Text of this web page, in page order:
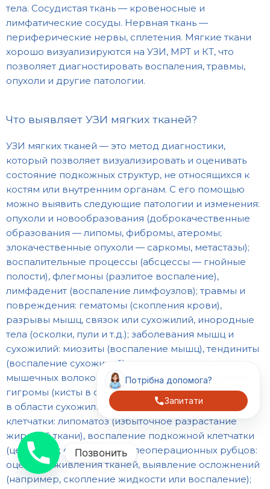
тела. Сосудистая ткань — кровеносные и
лимфатические сосуды. Нервная ткань —
периферические нервы, сплетения. Мягкие ткани
хорошо визуализируются на УЗИ, МРТ и КТ, что
позволяет диагностировать воспаления, травмы,
опухоли и другие патологии.
Что выявляет УЗИ мягких тканей?
УЗИ мягких тканей — это метод диагностики,
который позволяет визуализировать и оценивать
состояние подкожных структур, не относящихся к
костям или внутренним органам. С его помощью
можно выявить следующие патологии и изменения:
опухоли и новообразования (доброкачественные
образования — липомы, фибромы, атеромы;
злокачественные опухоли — саркомы, метастазы);
воспалительные процессы (абсцессы — гнойные
полости), флегмоны (разлитое воспаление),
лимфаденит (воспаление лимфоузлов); травмы и
повреждения: гематомы (скопления крови),
разрывы мышц, связок или сухожилий, инородные
тела (осколки, пули и т.д.); заболевания мышц и
сухожилий: миозиты (воспаление мышц), тендиниты
(воспаление сухожилий), разрывы или надрывы
мышечных волокон; кисты и другие образования:
гигромы (кисты в области суставов), ганглии (кисты
в области сухожилий); патологии подкожной
клетчатки: липоматоз (избыточное разрастание
жировой ткани), воспаление подкожной клетчатки
(целлюлит); состояние послеоперационных рубцов:
оценка заживления тканей, выявление осложнений
(например, скопление жидкости или воспаление);
Потрібна допомога?
Запитати
Позвонить